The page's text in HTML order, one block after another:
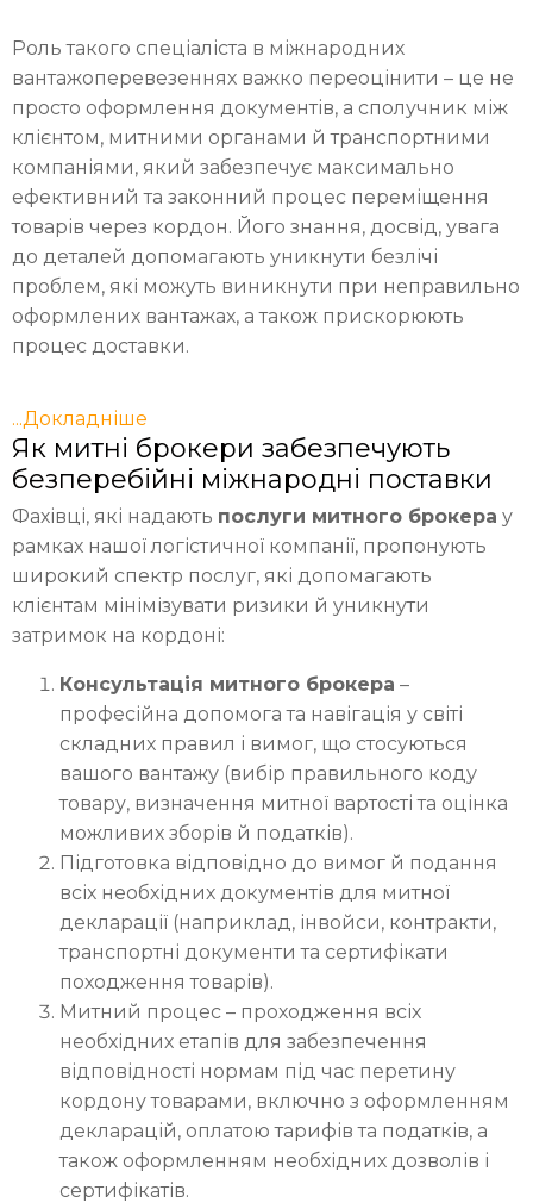
Роль такого спеціаліста в міжнародних
вантажоперевезеннях важко переоцінити – це не
просто оформлення документів, а сполучник між
клієнтом, митними органами й транспортними
компаніями, який забезпечує максимально
ефективний та законний процес переміщення
товарів через кордон. Його знання, досвід, увага
до деталей допомагають уникнути безлічі
проблем, які можуть виникнути при неправильно
оформлених вантажах, а також прискорюють
процес доставки.
...Докладніше
Як митні брокери забезпечують
безперебійні міжнародні поставки
Фахівці, які надають послуги митного брокера у
рамках нашої логістичної компанії, пропонують
широкий спектр послуг, які допомагають
клієнтам мінімізувати ризики й уникнути
затримок на кордоні:
Консультація митного брокера –
професійна допомога та навігація у світі
складних правил і вимог, що стосуються
вашого вантажу (вибір правильного коду
товару, визначення митної вартості та оцінка
можливих зборів й податків).
Підготовка відповідно до вимог й подання
всіх необхідних документів для митної
декларації (наприклад, інвойси, контракти,
транспортні документи та сертифікати
походження товарів).
Митний процес – проходження всіх
необхідних етапів для забезпечення
відповідності нормам під час перетину
кордону товарами, включно з оформленням
декларацій, оплатою тарифів та податків, а
також оформленням необхідних дозволів і
сертифікатів.